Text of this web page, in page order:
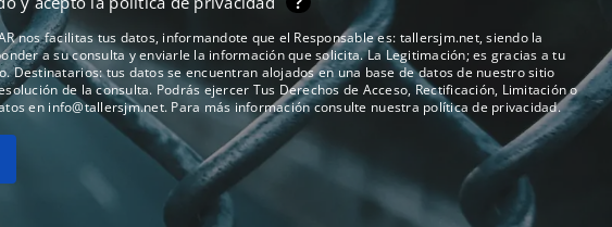
nos facilitas tus datos, informandote que el Responsable es: tallersjm.net, siendo la
a su consulta y enviarle la información que solicita. La Legitimación; es gracias a tu
Destinatarios: tus datos se encuentran alojados en una base de datos de nuestro sitio
de la consulta. Podrás ejercer Tus Derechos de Acceso, Rectificación, Limitación o
en info@tallersjm.net. Para más información consulte nuestra política de privacidad.